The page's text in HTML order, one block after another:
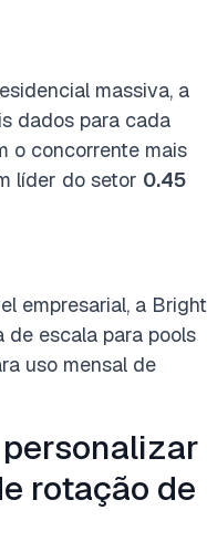
massiva, a
dados para cada
o concorrente mais
líder do setor 0.45
empresarial, a Bright
de escala para pools
uso mensal de
rotação de